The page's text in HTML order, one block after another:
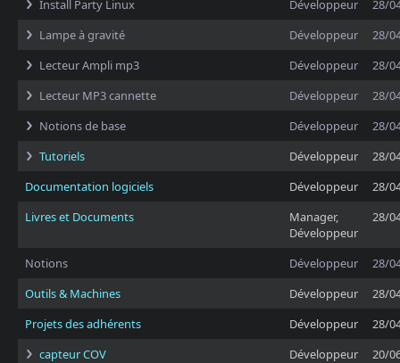
Install Party Linux
Développeur
28/
Lampe à gravité
Développeur
28/
Lecteur Ampli mp3
Développeur
28/
Lecteur MP3 cannette
Développeur
28/
Notions de base
Développeur
28/
Tutoriels
Développeur
28/
Documentation logiciels
Développeur
28/
Livres et Documents
Manager,
Développeur
28/
Notions Développeur
28/
Outils & Machines
Développeur
28/
Projets des adhérents
Développeur
28/
capteur COV
Développeur
20/